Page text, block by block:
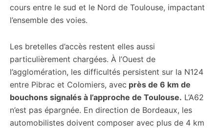
cours entre le sud et le Nord de Toulouse, impactant
l’ensemble des voies.
Les bretelles d’accès restent elles aussi
particulièrement chargées. À l’Ouest de
l’agglomération, les difficultés persistent sur la N124
entre Pibrac et Colomiers, avec près de 6 km de
bouchons signalés à l’approche de Toulouse. L’A62
n’est pas épargnée. En direction de Bordeaux, les
automobilistes doivent composer avec plus de 4 km